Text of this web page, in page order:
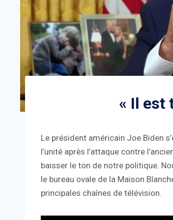
« Il est
Le président américain Joe Biden
l’unité après l’attaque contre
baisser le ton de notre politique.
le bureau ovale de la Maison
principales chaînes de télévision.